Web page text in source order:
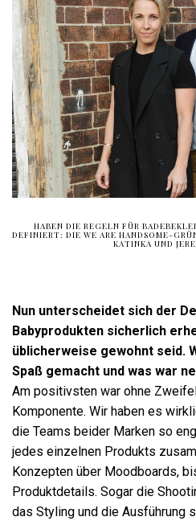
HABEN DIE REGELN FÜR
DEFINIERT: DIE WE ARE HANDSOME-
KATINKA UND
Nun unterscheidet sich der
Babyprodukten sicherlich
üblicherweise gewohnt seid.
Spaß gemacht und was war
Am positivsten war ohne
Komponente. Wir haben es
die Teams beider Marken so
jedes einzelnen Produkts
Konzepten über Moodboards,
Produktdetails. Sogar die
das Styling und die Ausführung